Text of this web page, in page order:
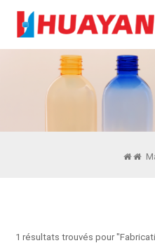
1 résultats trouvés pour